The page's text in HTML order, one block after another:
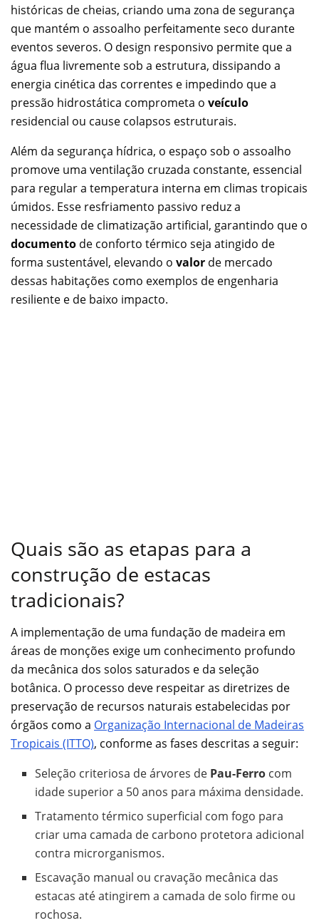
históricas de cheias, criando uma zona de segurança
que mantém o assoalho perfeitamente seco durante
eventos severos. O design responsivo permite que a
água flua livremente sob a estrutura, dissipando a
energia cinética das correntes e impedindo que a
pressão hidrostática comprometa o veículo
residencial ou cause colapsos estruturais.
Além da segurança hídrica, o espaço sob o assoalho
promove uma ventilação cruzada constante, essencial
para regular a temperatura interna em climas tropicais
úmidos. Esse resfriamento passivo reduz a
necessidade de climatização artificial, garantindo que o
documento de conforto térmico seja atingido de
forma sustentável, elevando o valor de mercado
dessas habitações como exemplos de engenharia
resiliente e de baixo impacto.
Quais são as etapas para a
construção de estacas
tradicionais?
A implementação de uma fundação de madeira em
áreas de monções exige um conhecimento profundo
da mecânica dos solos saturados e da seleção
botânica. O processo deve respeitar as diretrizes de
preservação de recursos naturais estabelecidas por
órgãos como a Organização Internacional de Madeiras
Tropicais (ITTO), conforme as fases descritas a seguir:
Seleção criteriosa de árvores de Pau-Ferro com
idade superior a 50 anos para máxima densidade.
Tratamento térmico superficial com fogo para
criar uma camada de carbono protetora adicional
contra microrganismos.
Escavação manual ou cravação mecânica das
estacas até atingirem a camada de solo firme ou
rochosa.